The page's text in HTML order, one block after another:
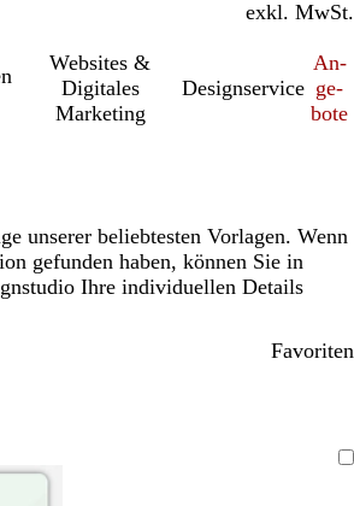
inkl. MwSt.
exkl. MwSt.
Websites &
Digitales
Marketing
Designservice
An­­
ge­­
bo­­te
unserer beliebtesten Vorlagen. Wenn
gefunden haben, können Sie in
Ihre individuellen Details
Favoriten